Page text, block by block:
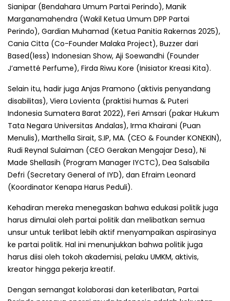
Sianipar (Bendahara Umum Partai Perindo), Manik
Marganamahendra (Wakil Ketua Umum DPP Partai
Perindo), Gardian Muhamad (Ketua Panitia Rakernas 2025),
Cania Citta (Co-Founder Malaka Project), Buzzer dari
Based(less) Indonesian Show, Aji Soewandhi (Founder
J’ametté Perfume), Firda Riwu Kore (Inisiator Kreasi Kita).
Selain itu, hadir juga Anjas Pramono (aktivis penyandang
disabilitas), Viera Lovienta (praktisi humas & Puteri
Indonesia Sumatera Barat 2022), Feri Amsari (pakar Hukum
Tata Negara Universitas Andalas), Irma Khairani (Puan
Menulis), Marthella Sirait, S.IP, MA. (CEO & Founder KONEKIN),
Rudi Reynal Sulaiman (CEO Gerakan Mengajar Desa), Ni
Made Shellasih (Program Manager IYCTC), Dea Salsabila
Defri (Secretary General of IYD), dan Efraim Leonard
(Koordinator Kenapa Harus Peduli).
Kehadiran mereka menegaskan bahwa edukasi politik juga
harus dimulai oleh partai politik dan melibatkan semua
unsur untuk terlibat lebih aktif menyampaikan aspirasinya
ke partai politik. Hal ini menunjukkan bahwa politik juga
harus diisi oleh tokoh akademisi, pelaku UMKM, aktivis,
kreator hingga pekerja kreatif.
Dengan semangat kolaborasi dan keterlibatan, Partai